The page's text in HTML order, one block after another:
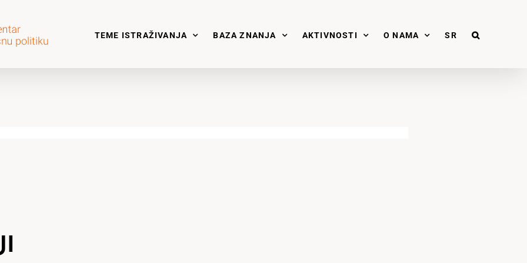
TEME ISTRAŽIVANJA BAZA ZNANJA AKTIVNOSTI O NAMA SR